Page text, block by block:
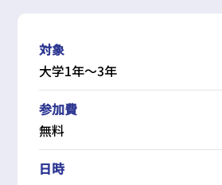
対象
大学1年〜3年
参加費
無料
日時